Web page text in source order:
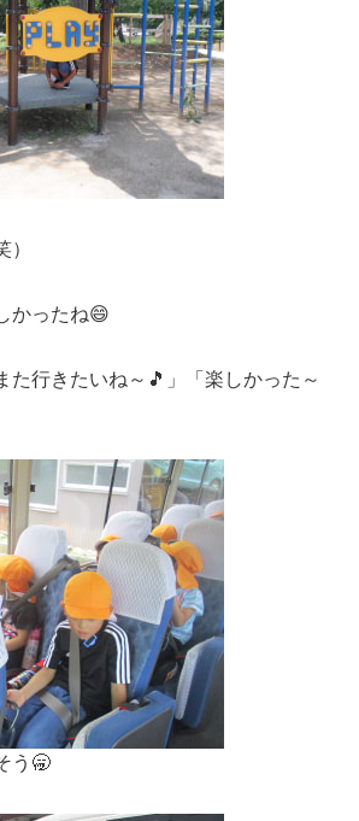
かったね😄
た行きたいね～🎵」「楽しかった～
う🥱